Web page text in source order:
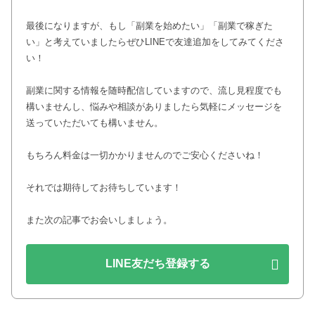
最後になりますが、もし「副業を始めたい」「副業で稼ぎた
い」と考えていましたらぜひLINEで友達追加をしてみてくださ
い！
副業に関する情報を随時配信していますので、流し見程度でも
構いませんし、悩みや相談がありましたら気軽にメッセージを
送っていただいても構いません。
もちろん料金は一切かかりませんのでご安心くださいね！
それでは期待してお待ちしています！
また次の記事でお会いしましょう。
LINE友だち登録する